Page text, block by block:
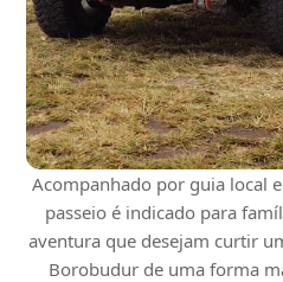
Acompanhado por guia local
passeio é indicado para
aventura que desejam curtir
Borobudur de uma forma